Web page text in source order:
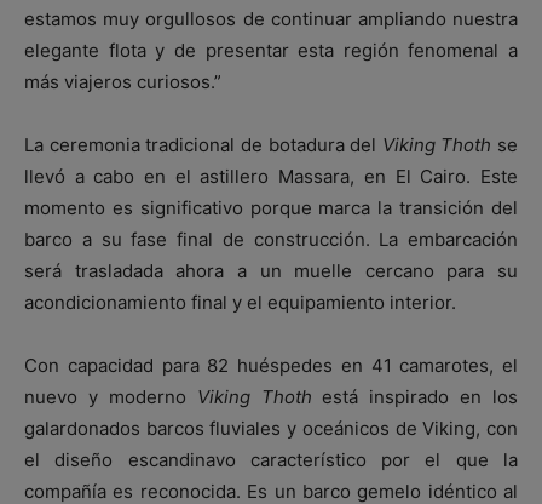
estamos muy orgullosos de continuar ampliando nuestra
elegante flota y de presentar esta región fenomenal a
más viajeros curiosos.”
La ceremonia tradicional de botadura del Viking Thoth se
llevó a cabo en el astillero Massara, en El Cairo. Este
momento es significativo porque marca la transición del
barco a su fase final de construcción. La embarcación
será trasladada ahora a un muelle cercano para su
acondicionamiento final y el equipamiento interior.
Con capacidad para 82 huéspedes en 41 camarotes, el
nuevo y moderno Viking Thoth está inspirado en los
galardonados barcos fluviales y oceánicos de Viking, con
el diseño escandinavo característico por el que la
compañía es reconocida. Es un barco gemelo idéntico al